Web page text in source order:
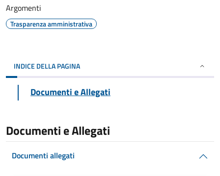
Argomenti
Trasparenza amministrativa
INDICE DELLA PAGINA
Documenti e Allegati
Documenti e Allegati
Documenti allegati